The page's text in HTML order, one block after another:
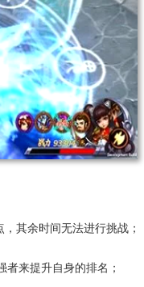
其余时间无法进行挑战；
来提升自身的排名；